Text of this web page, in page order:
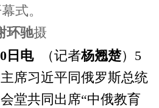
式。
环驰摄
日电（记者杨翘楚）5
席习近平同俄罗斯总统
堂共同出席“中俄教育